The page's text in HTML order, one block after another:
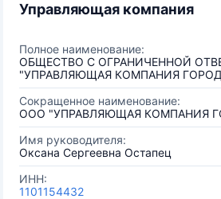
Управляющая компания
Полное наименование:
ОБЩЕСТВО С ОГРАНИЧЕННОЙ
"УПРАВЛЯЮЩАЯ КОМПАНИЯ
Сокращенное наименование:
ООО "УПРАВЛЯЮЩАЯ КОМПАНИЯ
Имя руководителя:
Оксана Сергеевна Остапец
ИНН:
1101154432